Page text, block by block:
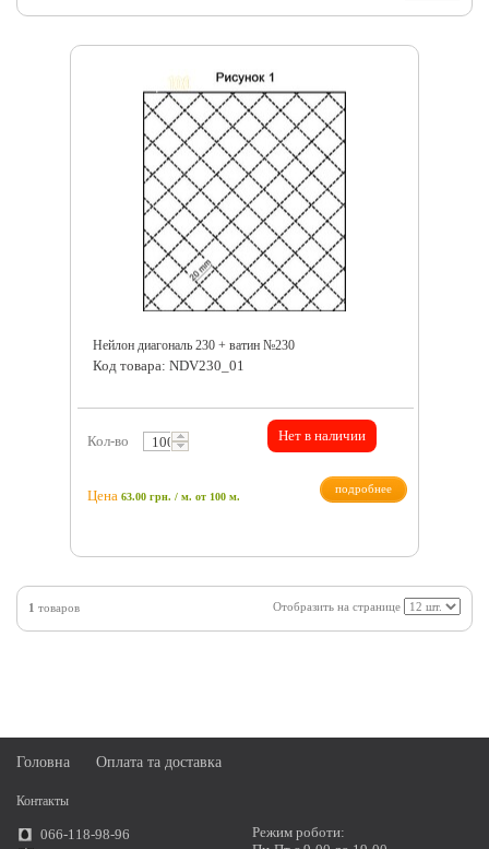
Нейлон диагональ 230 + ватин №230
Код товара: NDV230_01
Кол-во Нет в наличии
Цена 63.00 грн. / м. от 100 м.
подробнее
1 товаров Отобразить на странице
Головна Оплата та доставка
Контакты
066-118-98-96
Режим роботи: